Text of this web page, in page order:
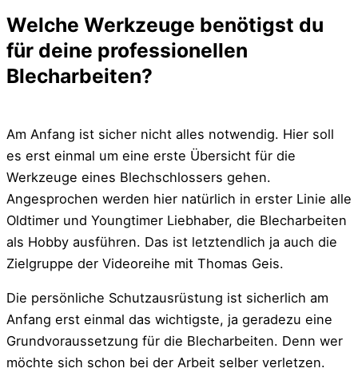
Welche Werkzeuge benötigst du
für deine professionellen
Blecharbeiten?
Am Anfang ist sicher nicht alles notwendig. Hier soll
es erst einmal um eine erste Übersicht für die
Werkzeuge eines Blechschlossers gehen.
Angesprochen werden hier natürlich in erster Linie alle
Oldtimer und Youngtimer Liebhaber, die Blecharbeiten
als Hobby ausführen. Das ist letztendlich ja auch die
Zielgruppe der Videoreihe mit Thomas Geis.
Die persönliche Schutzausrüstung ist sicherlich am
Anfang erst einmal das wichtigste, ja geradezu eine
Grundvoraussetzung für die Blecharbeiten. Denn wer
möchte sich schon bei der Arbeit selber verletzen.